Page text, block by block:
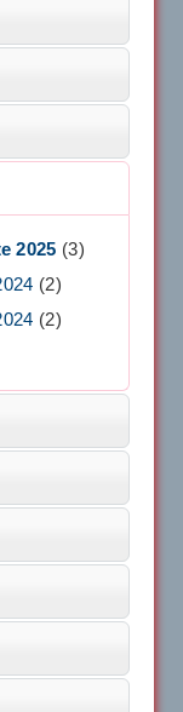
2025 (3)
(2)
(2)